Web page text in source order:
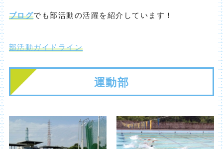
ブログでも部活動の活躍を紹介しています！
部活動ガイドライン
運動部